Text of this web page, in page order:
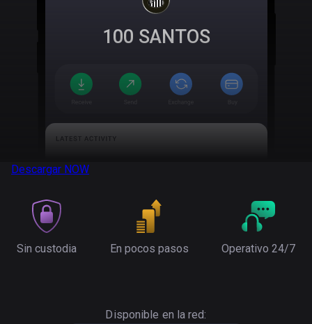
100 SANTOS
Descargar NOW
Sin custodia En pocos pasos Operativo 24/7
Disponible en la red: